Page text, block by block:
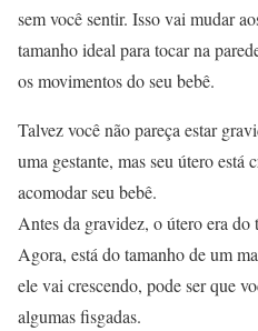
sem você sentir. Isso vai mudar
tamanho ideal para tocar na
os movimentos do seu bebê.
Talvez você não pareça estar
uma gestante, mas seu útero está
acomodar seu bebê.
Antes da gravidez, o útero era
Agora, está do tamanho de um
ele vai crescendo, pode ser que
algumas fisgadas.